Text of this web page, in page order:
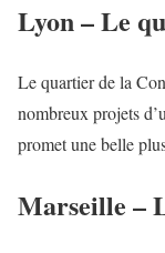
Lyon – Le
Le quartier de la
nombreux projets
promet une belle
Marseille –